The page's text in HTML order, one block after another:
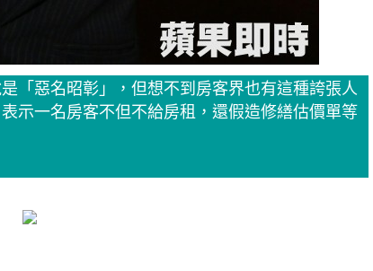
「惡名昭彰」，但想不到房客界也有這種誇張人
示一名房客不但不給房租，還假造修繕估價單等